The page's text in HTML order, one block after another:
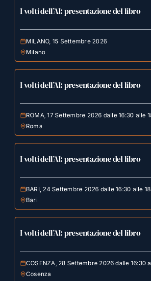
I volti dell’AI: presentazione del libro
MILANO, 15 Settembre 2026
Milano
I volti dell’AI: presentazione del libro
ROMA, 17 Settembre 2026 dalle 16:30 alle
Roma
I volti dell’AI: presentazione del libro
BARI, 24 Settembre 2026 dalle 16:30 alle
Bari
I volti dell’AI: presentazione del libro
COSENZA, 28 Settembre 2026 dalle 16:30
Cosenza